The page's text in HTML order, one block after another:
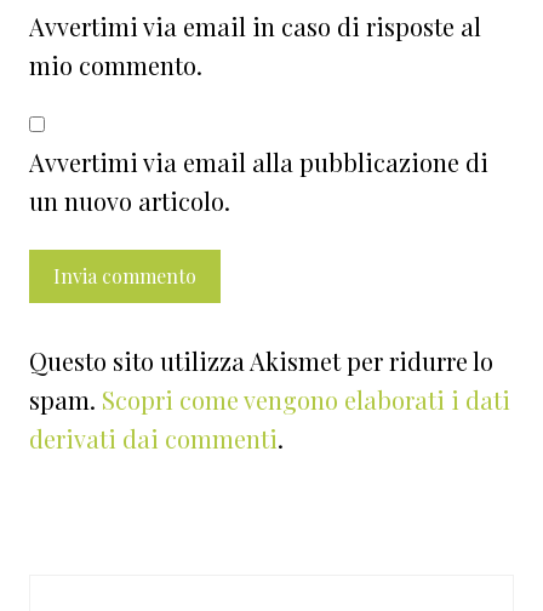
Avvertimi via email in caso di risposte al
mio commento.
Avvertimi via email alla pubblicazione di
un nuovo articolo.
Questo sito utilizza Akismet per ridurre lo
spam. Scopri come vengono elaborati i dati
derivati dai commenti.